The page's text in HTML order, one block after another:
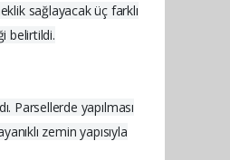
sağlayacak üç farklı
belirtildi.
Parsellerde yapılması
zemin yapısıyla